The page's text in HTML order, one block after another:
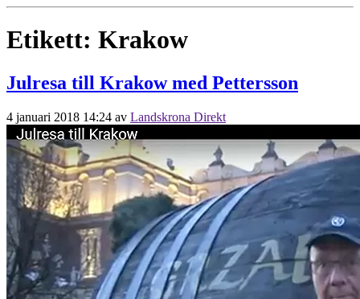
Etikett: Krakow
Julresa till Krakow med Pettersson
4 januari 2018 14:24 av Landskrona Direkt